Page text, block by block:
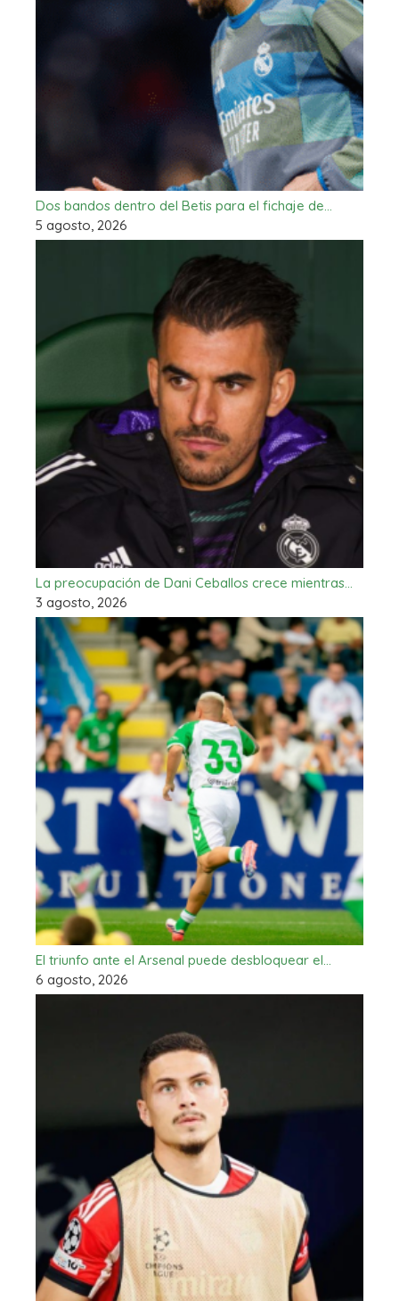
Dos bandos dentro del Betis para el fichaje de…
5 agosto, 2026
La preocupación de Dani Ceballos crece mientras…
3 agosto, 2026
El triunfo ante el Arsenal puede desbloquear el…
6 agosto, 2026